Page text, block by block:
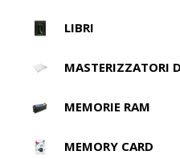
LIBRI
MASTERIZZATORI
MEMORIE RAM
MEMORY CARD